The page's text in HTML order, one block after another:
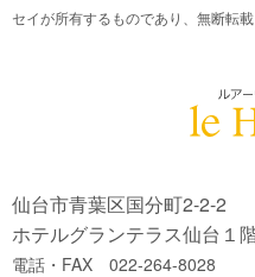
セイが所有するものであり、無断転
仙台市青葉区国分町2-2-2
ホテルグランテラス仙台１
電話・FAX 022-264-8028